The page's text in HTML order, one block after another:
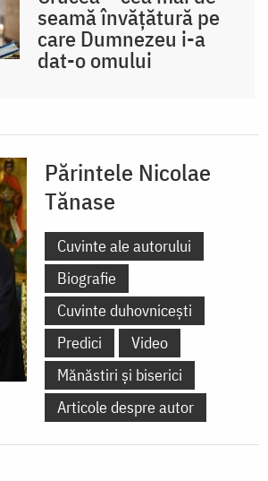
seamă învățătură pe
care Dumnezeu i-a
dat-o omului
Părintele Nicolae
Tănase
Cuvinte ale autorului
Biografie
Cuvinte duhovnicești
Predici
Video
Mănăstiri și biserici
Articole despre autor